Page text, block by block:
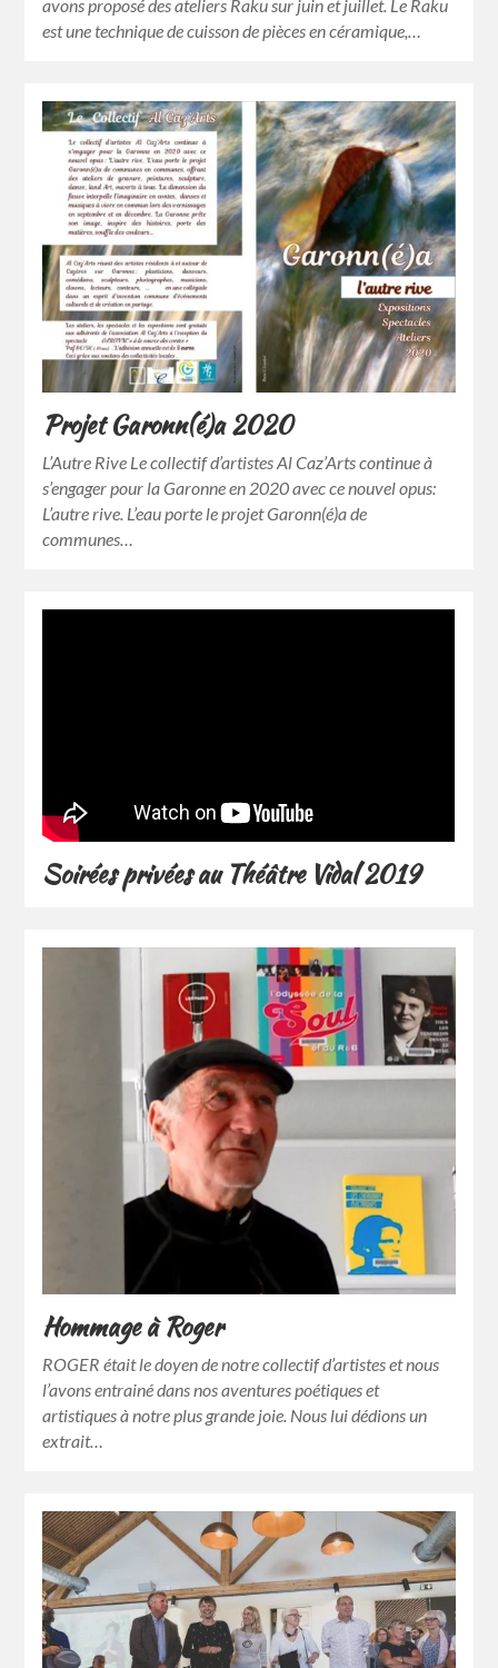
avons proposé des ateliers Raku sur juin et juillet. Le Raku
est une technique de cuisson de pièces en céramique,…
Projet Garonn(é)a 2020
L’Autre Rive Le collectif d’artistes Al Caz’Arts continue à
s’engager pour la Garonne en 2020 avec ce nouvel opus:
L’autre rive. L’eau porte le projet Garonn(é)a de
communes…
Soirées privées au Théâtre Vidal 2019
Hommage à Roger
ROGER était le doyen de notre collectif d’artistes et nous
l’avons entrainé dans nos aventures poétiques et
artistiques à notre plus grande joie. Nous lui dédions un
extrait…